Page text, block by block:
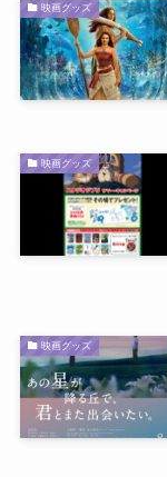
映画グッズ
映画グッズ
映画グッズ